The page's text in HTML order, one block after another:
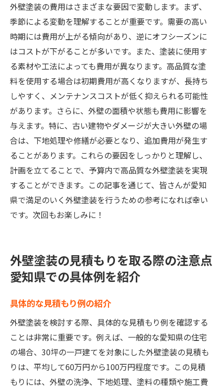
外壁塗装の費用はさまざまな要因で変動します。まず、
季節による変動を理解することが重要です。需要の高い
時期には費用が上がる傾向があり、逆にオフシーズンに
はコストが下がることが多いです。また、塗装に使用す
る素材や工法によっても費用が異なります。高品質な塗
料を使用する場合は初期費用が高くなりますが、長持ち
しやすく、メンテナンスコストが低く抑えられる可能性
があります。さらに、外壁の面積や状態も費用に影響を
与えます。特に、古い建物やダメージが大きい外壁の場
合は、下地処理や修繕が必要となり、追加費用が発生す
ることがあります。これらの要因をしっかりと理解し、
計画を立てることで、予算内で高品質な外壁塗装を実現
することができます。この記事を通じて、皆さんが愛知
県で満足のいく外壁塗装を行うための参考になれば幸い
です。次回もお楽しみに！
外壁塗装の見積もりを取る際の注意点
愛知県での具体例を紹介
具体的な見積もり例の紹介
外壁塗装を検討する際、具体的な見積もり例を確認する
ことは非常に重要です。例えば、一般的な愛知県の住宅
の場合、30坪の一戸建てを対象にした外壁塗装の見積も
りは、平均して60万円から100万円程度です。この見積
もりには、外壁の洗浄、下地処理、塗料の種類や施工費